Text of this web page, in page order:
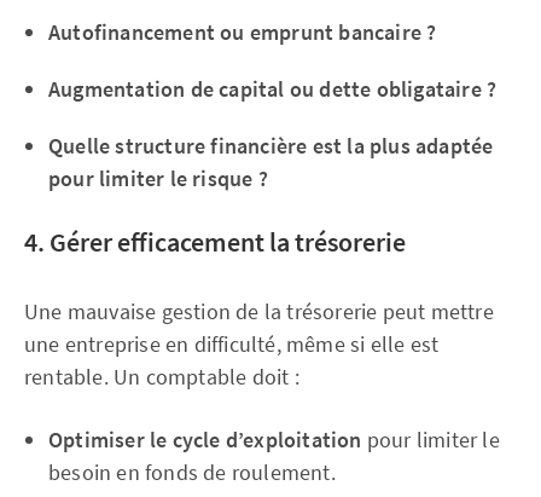
Autofinancement ou emprunt bancaire ?
Augmentation de capital ou dette obligataire ?
Quelle structure financière est la plus adaptée
pour limiter le risque ?
4. Gérer efficacement la trésorerie
Une mauvaise gestion de la trésorerie peut mettre
une entreprise en difficulté, même si elle est
rentable. Un comptable doit :
Optimiser le cycle d’exploitation pour limiter le
besoin en fonds de roulement.